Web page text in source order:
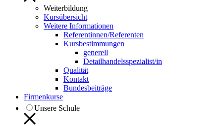
Weiterbildung
Kursübersicht
Weitere Informationen
Referentinnen/Referenten
Kursbestimmungen
generell
Detailhandelsspezialist/in
Qualität
Kontakt
Bundesbeiträge
Firmenkurse
Unsere Schule